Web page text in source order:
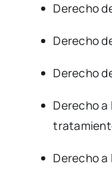
Derecho
Derecho
Derecho
Derecho
Derecho